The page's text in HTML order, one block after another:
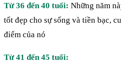
Từ 36 đến 40 tuổi: Những năm
tốt đẹp cho sự sống và tiền bạc,
điểm của nó
Từ 41 đến 45 tuổi: